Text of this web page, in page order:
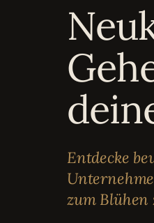
Bewertungen
Karriere
Partnerprogramm
Entdecke
zum Blühen